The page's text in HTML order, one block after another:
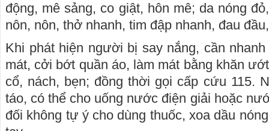
động, mê sảng, co giật, hôn mê; da nóng
nôn, nôn, thở nhanh, tim đập nhanh, đau
Khi phát hiện người bị say nắng, cần
mát, cởi bớt quần áo, làm mát bằng khăn
cổ, nách, bẹn; đồng thời gọi cấp cứu 115.
táo, có thể cho uống nước điện giải hoặc
đối không tự ý cho dùng thuốc, xoa dầu